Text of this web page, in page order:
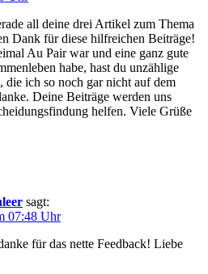
all deine drei Artikel zum Thema
Dank für diese hilfreichen Beiträge!
Au Pair war und eine ganz gute
habe, hast du unzählige
die ich so noch gar nicht auf dem
Deine Beiträge werden uns
helfen. Viele Grüße
sagt:
07:48 Uhr
für das nette Feedback! Liebe